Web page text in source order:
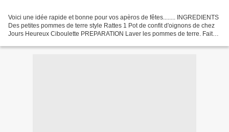
Voici une idée rapide et bonne pour vos apèros de fêtes........ INGREDIENTS
Des petites pommes de terre style Rattes 1 Pot de confit d'oignons de chez
Jours Heureux Ciboulette PREPARATION Laver les pommes de terre. Faites